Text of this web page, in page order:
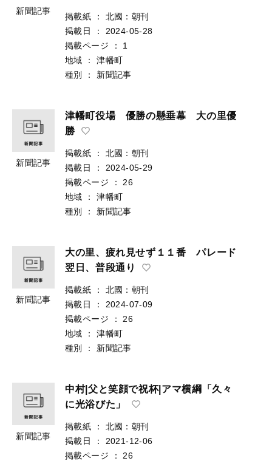
新聞記事
掲載紙 ：
北國：朝刊
掲載日
：
2024-05-28
掲載ページ
：
1
地域
：
津幡町
種別
： 新聞記事
新聞記事
津幡町役場 優勝の懸垂幕 大の里優
勝
掲載紙 ：
北國：朝刊
掲載日
：
2024-05-29
掲載ページ
：
26
地域
：
津幡町
種別
： 新聞記事
新聞記事
大の里、疲れ見せず１１番 パレード
翌日、普段通り
掲載紙 ：
北國：朝刊
掲載日
：
2024-07-09
掲載ページ
：
26
地域
：
津幡町
種別
： 新聞記事
新聞記事
中村|父と笑顔で祝杯|アマ横綱「久々
に光浴びた」
掲載紙 ：
北國：朝刊
掲載日
：
2021-12-06
掲載ページ
：
26